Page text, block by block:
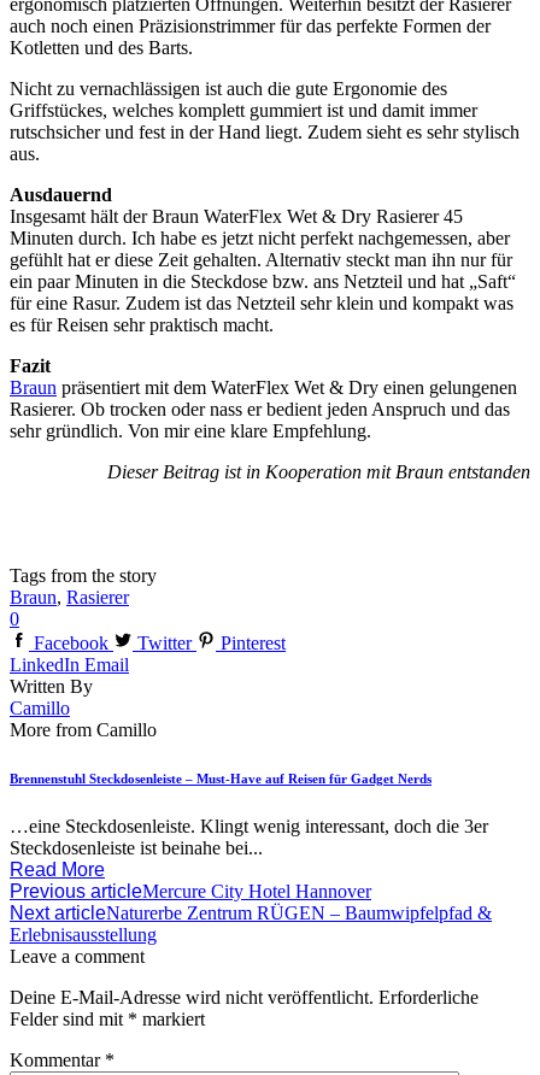
ergonomisch platzierten Öffnungen. Weiterhin besitzt der Rasierer
auch noch einen Präzisionstrimmer für das perfekte Formen der
Kotletten und des Barts.
Nicht zu vernachlässigen ist auch die gute Ergonomie des
Griffstückes, welches komplett gummiert ist und damit immer
rutschsicher und fest in der Hand liegt. Zudem sieht es sehr stylisch
aus.
Ausdauernd
Insgesamt hält der Braun WaterFlex Wet & Dry Rasierer 45
Minuten durch. Ich habe es jetzt nicht perfekt nachgemessen, aber
gefühlt hat er diese Zeit gehalten. Alternativ steckt man ihn nur für
ein paar Minuten in die Steckdose bzw. ans Netzteil und hat „Saft“
für eine Rasur. Zudem ist das Netzteil sehr klein und kompakt was
es für Reisen sehr praktisch macht.
Fazit
Braun präsentiert mit dem WaterFlex Wet & Dry einen gelungenen
Rasierer. Ob trocken oder nass er bedient jeden Anspruch und das
sehr gründlich. Von mir eine klare Empfehlung.
Dieser Beitrag ist in Kooperation mit Braun entstanden
Tags from the story
Braun, Rasierer
0
Facebook
Twitter
Pinterest
LinkedIn Email
Written By
Camillo
More from Camillo
Brennenstuhl Steckdosenleiste – Must-Have auf Reisen für Gadget Nerds
…eine Steckdosenleiste. Klingt wenig interessant, doch die 3er
Steckdosenleiste ist beinahe bei...
Read More
Previous articleMercure City Hotel Hannover
Next articleNaturerbe Zentrum RÜGEN – Baumwipfelpfad &
Erlebnisausstellung
Leave a comment
Deine E-Mail-Adresse wird nicht veröffentlicht. Erforderliche
Felder sind mit * markiert
Kommentar *